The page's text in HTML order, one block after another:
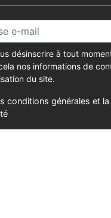
désinscrire à tout
nos informations de
du site.
conditions générales et